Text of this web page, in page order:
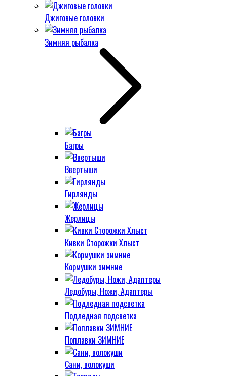
Джиговые головки
Зимняя рыбалка
Багры
Ввертыши
Гирлянды
Жерлицы
Кивки Сторожки Хлыст
Кормушки зимние
Ледобуры, Ножи, Адаптеры
Подледная подсветка
Поплавки ЗИМНИЕ
Сани, волокуши